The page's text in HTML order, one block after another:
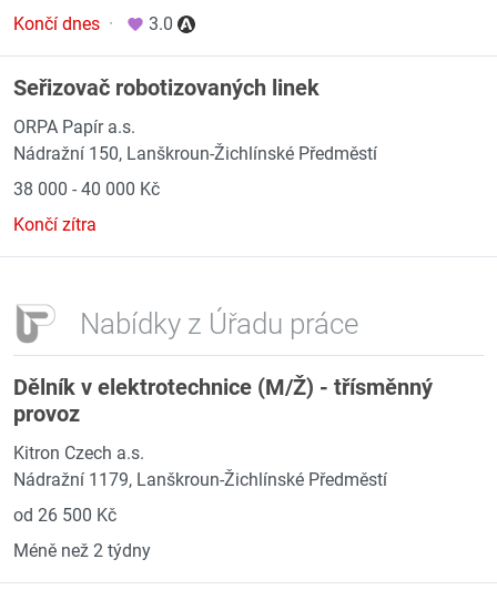
Končí dnes · 3.0
Seřizovač robotizovaných linek
ORPA Papír a.s.
Nádražní 150, Lanškroun-Žichlínské Předměstí
38 000 - 40 000 Kč
Končí zítra
Nabídky z Úřadu práce
Dělník v elektrotechnice (M/Ž) - třísměnný
provoz
Kitron Czech a.s.
Nádražní 1179, Lanškroun-Žichlínské Předměstí
od 26 500 Kč
Méně než 2 týdny